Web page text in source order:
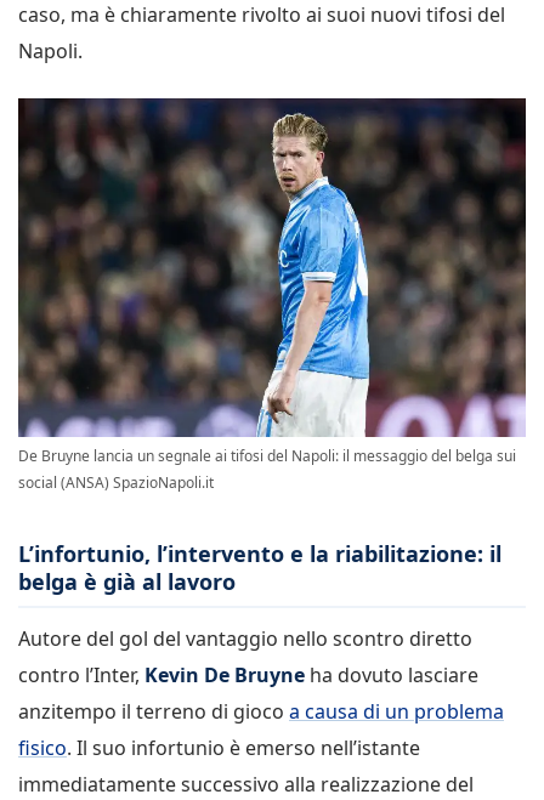
caso, ma è chiaramente rivolto ai suoi nuovi tifosi del
Napoli.
De Bruyne lancia un segnale ai tifosi del Napoli: il messaggio del belga sui
social (ANSA) SpazioNapoli.it
L’infortunio, l’intervento e la riabilitazione: il
belga è già al lavoro
Autore del gol del vantaggio nello scontro diretto
contro l’Inter, Kevin De Bruyne ha dovuto lasciare
anzitempo il terreno di gioco a causa di un problema
fisico. Il suo infortunio è emerso nell’istante
immediatamente successivo alla realizzazione del